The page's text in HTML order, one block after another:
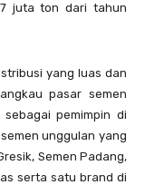
juta ton dari tahun
yang luas dan
pasar semen
pemimpin di
unggulan yang
Semen Padang,
serta satu brand di